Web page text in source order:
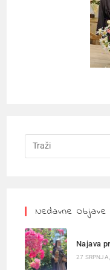
Nedavne Objave
Najava
27